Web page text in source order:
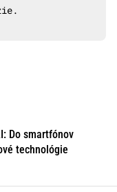
Do smartfónov
technológie